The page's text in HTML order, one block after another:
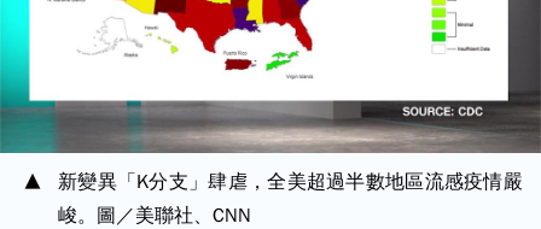
新變異「K分支」肆虐，全美超過半數地區流感疫情嚴
峻。圖／美聯社、CNN